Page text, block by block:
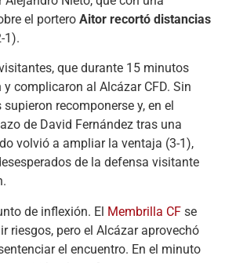
el portero Aitor recortó distancias
1).
que durante 15 minutos
complicaron al Alcázar CFD. Sin
recomponerse y, en el
de David Fernández tras una
volvió a ampliar la ventaja (3-1),
de la defensa visitante
de inflexión. El Membrilla CFse
riesgos, pero el Alcázar aprovechó
el encuentro. En el minuto